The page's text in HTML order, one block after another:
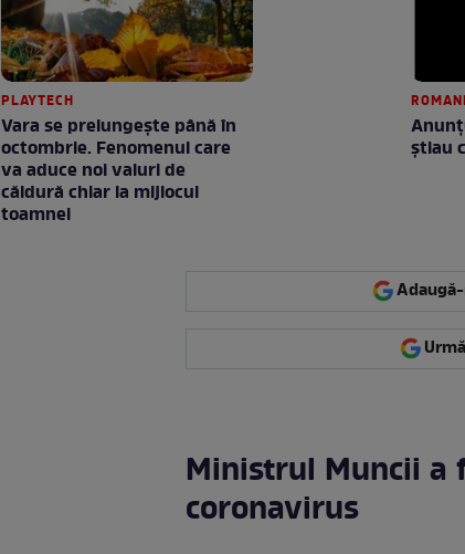
PLAYTECH
Vara se prelungeşte până în
octombrie. Fenomenul care
va aduce noi valuri de
căldură chiar la mijlocul
toamnei
ştiau
Ministrul Muncii a
coronavirus